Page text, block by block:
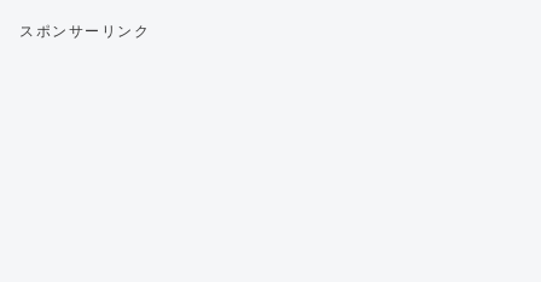
スポンサーリンク